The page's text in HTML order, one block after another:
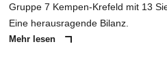
Gruppe 7 Kempen-Krefeld mit 13
Eine herausragende Bilanz.
Mehr lesen